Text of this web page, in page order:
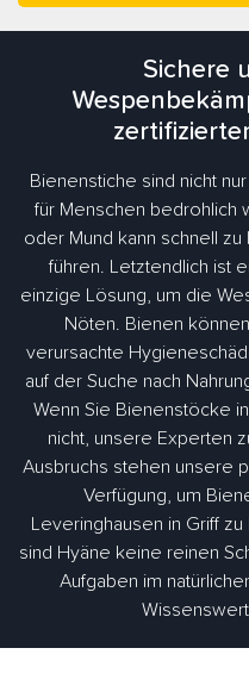
Sichere
Bienenstiche sind nicht
für Menschen bedrohlich
oder Mund kann schnell
führen. Letztendlich ist
einzige Lösung, um die
Nöten. Bienen
verursachte
auf der Suche nach
Wenn Sie Bienenstöcke
nicht, unsere Experten
Ausbruchs stehen unsere
Verfügung, um
Leveringhausen in Griff
sind Hyäne keine reinen
Aufgaben im